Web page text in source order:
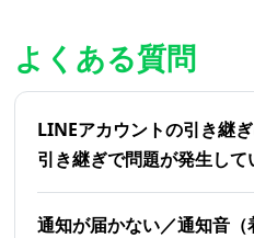
よくある質問
LINEアカウントの引き継
引き継ぎで問題が発生して
通知が届かない／通知音